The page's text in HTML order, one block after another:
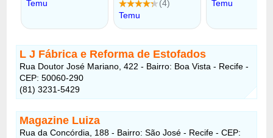
L J Fábrica e Reforma de Estofados
Rua Doutor José Mariano, 422 - Bairro: Boa Vista - Recife -
CEP: 50060-290
(81) 3231-5429
Magazine Luiza
Rua da Concórdia, 188 - Bairro: São José - Recife - CEP: